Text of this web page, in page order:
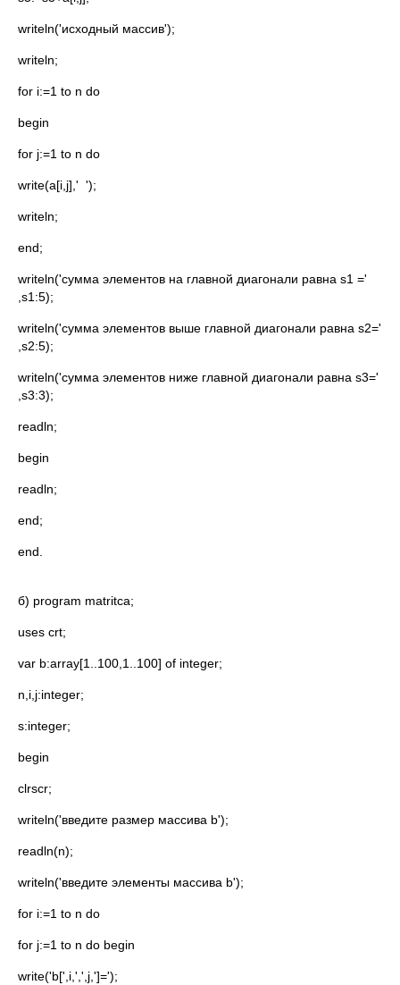
writeln('исходный массив');
writeln;
for i:=1 to n do
begin
for j:=1 to n do
write(a[i,j],' ');
writeln;
end;
writeln('сумма элементов на главной диагонали равна s1 ='
,s1:5);
writeln('сумма элементов выше главной диагонали равна s2='
,s2:5);
writeln('сумма элементов ниже главной диагонали равна s3='
,s3:3);
readln;
begin
readln;
end;
end.
б) program matritca;
uses crt;
var b:array[1..100,1..100] of integer;
n,i,j:integer;
s:integer;
begin
clrscr;
writeln('введите размер массива b');
readln(n);
writeln('введите элементы массива b');
for i:=1 to n do
for j:=1 to n do begin
write('b[',i,',',j,']=');